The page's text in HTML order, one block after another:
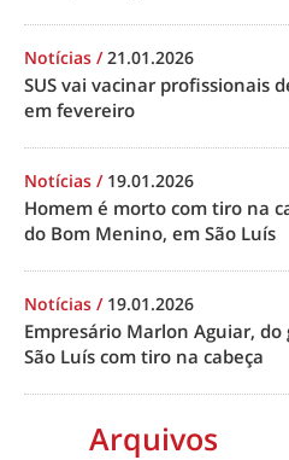
Notícias /21.01.2026
SUS vai vacinar profissionais
em fevereiro
Notícias / 19.01.2026
Homem é morto com tiro na
do Bom Menino, em São Luís
Notícias / 19.01.2026
Empresário Marlon Aguiar,
São Luís com tiro na cabeça
Arquivos